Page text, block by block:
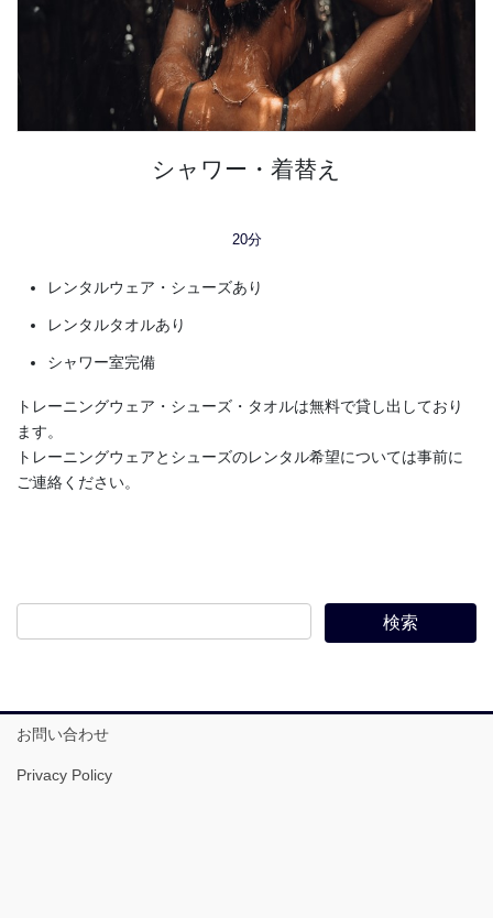
シャワー・着替え
20分
レンタルウェア・シューズあり
レンタルタオルあり
シャワー室完備
トレーニングウェア・シューズ・タオルは無料で貸し出しており
ます。
トレーニングウェアとシューズのレンタル希望については事前に
ご連絡ください。
お問い合わせ
Privacy Policy